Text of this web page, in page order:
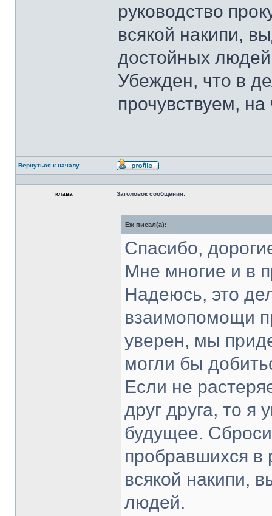
руководство
всякой накипи,
достойных
Убежден, что в
прочувствуем,
Вернуться к началу
Профиль
клава Заголовок сообщения:
Ёж писал(а):
Спасибо,
Мне многие и в
Надеюсь, это
взаимопомощи
уверен, мы
могли бы
Если не
друг друга, то
будущее.
пробравшихся в
всякой накипи,
людей.